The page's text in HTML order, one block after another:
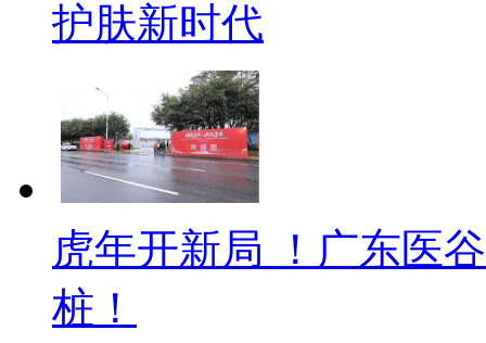
护肤新时代
虎年开新局 ！广东医
桩！